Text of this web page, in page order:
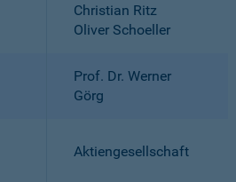
Christian Ritz
Oliver Schoeller
Prof. Dr. Werner
Görg
Aktiengesellschaft